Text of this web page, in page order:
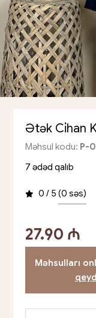
Ətək Ci̇han
Məhsul kodu: P-
7 ədəd qalıb
0 / 5 (0 səs)
27.90 ₼
Məhsulları